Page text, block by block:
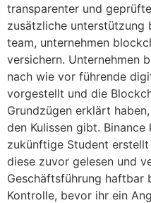
transparenter und
zusätzliche unterstützung
team, unternehmen
versichern. Unternehmen
nach wie vor führende
vorgestellt und die
Grundzügen erklärt
den Kulissen gibt.
zukünftige Student
diese zuvor gelesen und
Geschäftsführung haftbar
Kontrolle, bevor ihr ein